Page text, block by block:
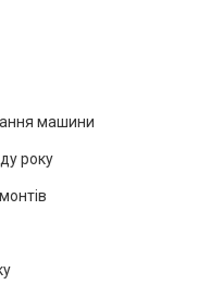
машини
року